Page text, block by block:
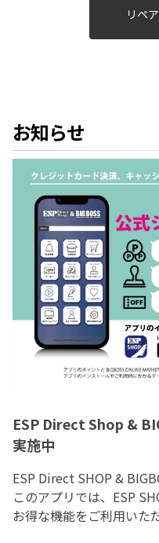
リペ
お知らせ
ESP Direct Shop &
実施中
ESP Direct SHOP &
このアプリでは、ESP
お得な機能をご利用いた